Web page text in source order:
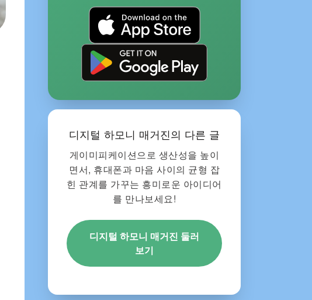
디지털 하모니 매거진의 다른 글
게이미피케이션으로 생산성을 높이
면서, 휴대폰과 마음 사이의 균형 잡
힌 관계를 가꾸는 흥미로운 아이디어
를 만나보세요!
디지털 하모니 매거진 둘러
보기